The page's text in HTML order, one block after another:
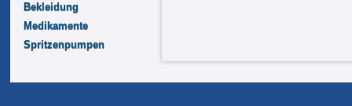
Bekleidung
Medikamente
Spritzenpumpen